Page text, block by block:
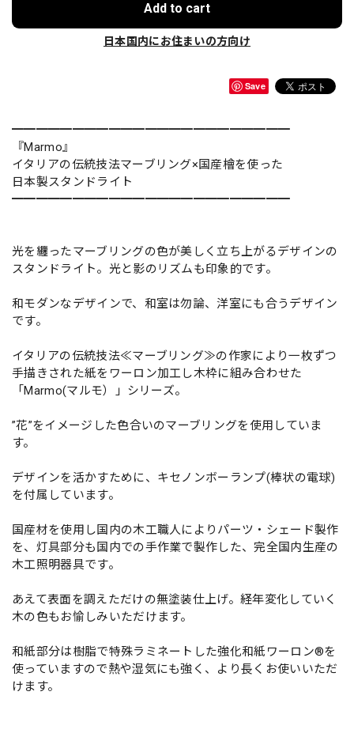
Add to cart
日本国内にお住まいの方向け
Save
━━━━━━━━━━━━━━━━━━━━━━━
『Marmo』
イタリアの伝統技法マーブリング×国産檜を使った
日本製スタンドライト
━━━━━━━━━━━━━━━━━━━━━━━
光を纏ったマーブリングの色が美しく立ち上がるデザインの
スタンドライト。光と影のリズムも印象的です。
和モダンなデザインで、和室は勿論、洋室にも合うデザイン
です。
イタリアの伝統技法≪マーブリング≫の作家により一枚ずつ
手描きされた紙をワーロン加工し木枠に組み合わせた
「Marmo(マルモ）」シリーズ。
”花”をイメージした色合いのマーブリングを使用していま
す。
デザインを活かすために、キセノンボーランプ(棒状の電球)
を付属しています。
国産材を使用し国内の木工職人によりパーツ・シェード製作
を、灯具部分も国内での手作業で製作した、完全国内生産の
木工照明器具です。
あえて表面を調えただけの無塗装仕上げ。経年変化していく
木の色もお愉しみいただけます。
和紙部分は樹脂で特殊ラミネートした強化和紙ワーロン®を
使っていますので熱や湿気にも強く、より長くお使いいただ
けます。